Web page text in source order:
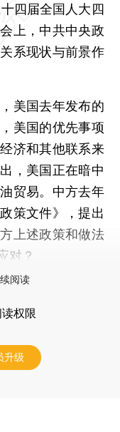
四届全国人大四
上，中共中央政
系现状与前景作
美国去年发布的
美国的优先事项
济和其他联系来
，美国正在暗中
贸易。中方去年
策文件》，提出
上述政策和做法
对？
阅读
权限
升级